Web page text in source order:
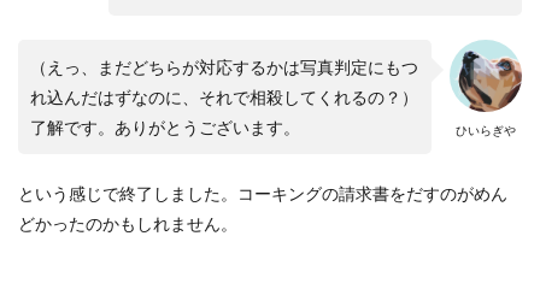
ひいらぎや
（えっ、まだどちらが対応するかは写真判定にもつ
れ込んだはずなのに、それで相殺してくれるの？）
了解です。ありがとうございます。
という感じで終了しました。コーキングの請求書をだすのがめん
どかったのかもしれません。